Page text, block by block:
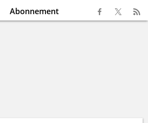
Abonnement